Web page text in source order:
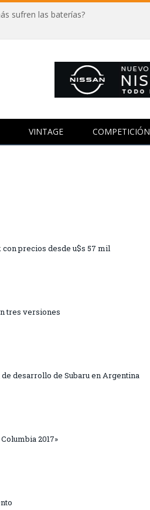
sufren las baterías?
VINTAGE COMPETICIÓN
precios desde u$s 57 mil
tres versiones
desarrollo de Subaru en Argentina
2017»